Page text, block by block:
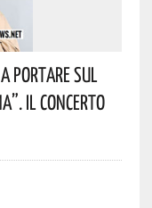
Portare Sul
Il Concerto